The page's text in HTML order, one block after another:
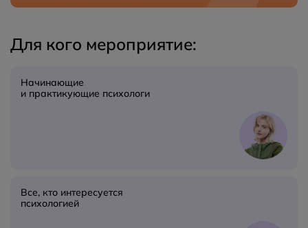
Для кого мероприятие:
Начинающие
и практикующие психологи
Все, кто интересуется
психологией